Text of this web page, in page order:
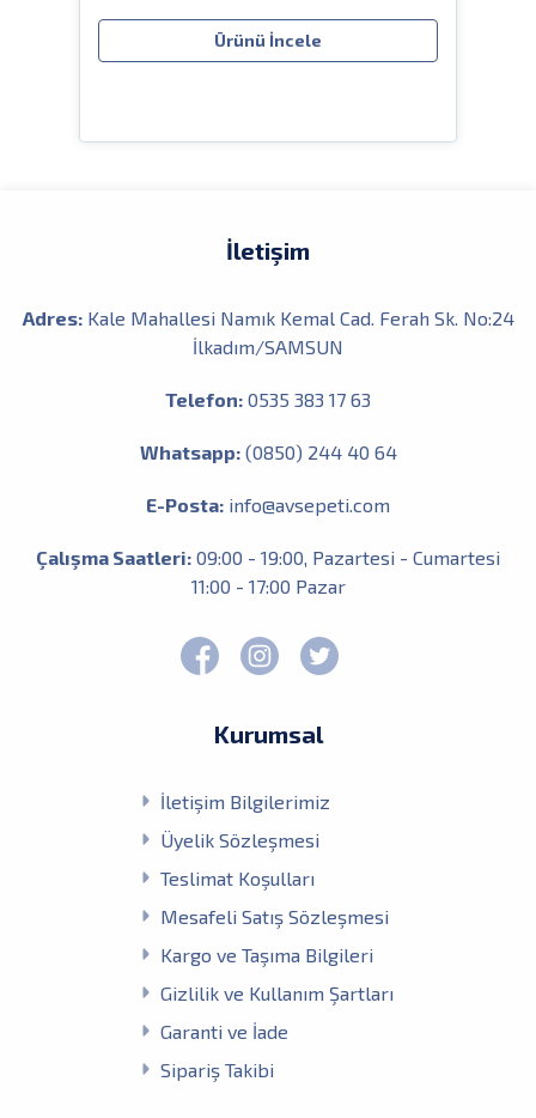
Ürünü İncele
İletişim
Adres:Kale Mahallesi Namık Kemal Cad. Ferah Sk. No:24
İlkadım/SAMSUN
Telefon: 0535 383 17 63
Whatsapp:(0850) 244 40 64
E-Posta: info@avsepeti.com
Çalışma Saatleri: 09:00 - 19:00, Pazartesi - Cumartesi
11:00 - 17:00 Pazar
Kurumsal
İletişim Bilgilerimiz
Üyelik Sözleşmesi
Teslimat Koşulları
Mesafeli Satış Sözleşmesi
Kargo ve Taşıma Bilgileri
Gizlilik ve Kullanım Şartları
Garanti ve İade
Sipariş Takibi